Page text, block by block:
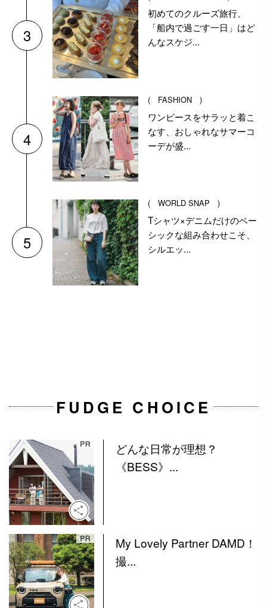
3
初めてのクルーズ旅行、
「船内で過ごす一日」はど
んなスケジ...
4
( FASHION )
ワンピースをサラッと着こ
なす、おしゃれなサマーコ
ーデが盛...
5
( WORLD SNAP )
Tシャツ×デニムだけのベー
シックな組み合わせこそ、
シルエッ...
FUDGE CHOICE
どんな日常が理想？
《BESS》...
My Lovely Partner DAMD！
撮...